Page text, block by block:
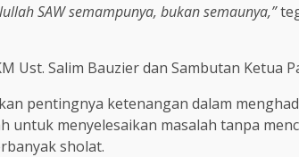
SAW semampunya, bukan semaunya,”
Ust. Salim Bauzier dan Sambutan Ketua
pentingnya ketenangan dalam
untuk menyelesaikan masalah tanpa
sholat.